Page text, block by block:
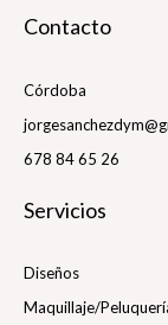
Contacto
Córdoba
678 84 65 26
Servicios
Diseños
Maquillaje/